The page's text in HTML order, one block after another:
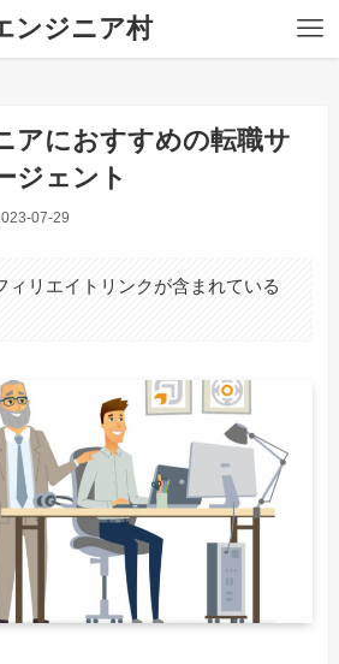
ンジニア村
アにおすすめの転職サ
ジェント
07-29
ィリエイトリンクが含まれている